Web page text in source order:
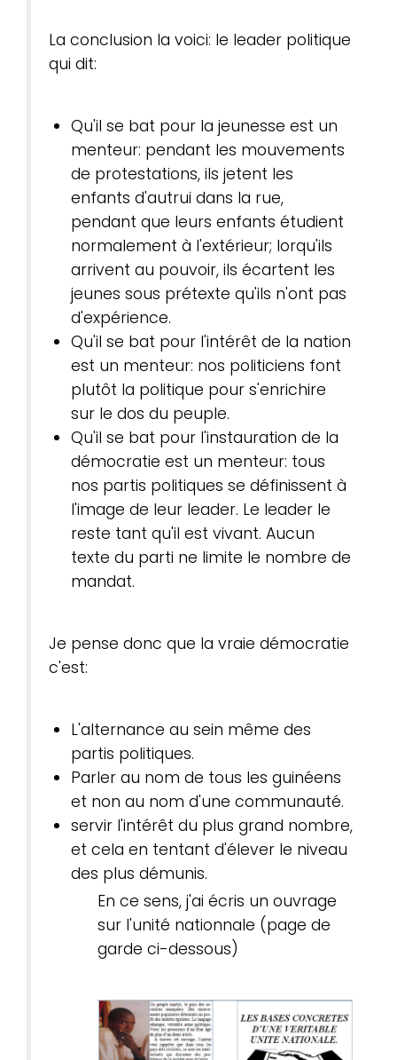
La conclusion la voici: le leader politique
qui dit:
Qu'il se bat pour la jeunesse est un
menteur: pendant les mouvements
de protestations, ils jetent les
enfants d'autrui dans la rue,
pendant que leurs enfants étudient
normalement à l'extérieur; lorqu'ils
arrivent au pouvoir, ils écartent les
jeunes sous prétexte qu'ils n'ont pas
d'expérience.
Qu'il se bat pour l'intérêt de la nation
est un menteur: nos politiciens font
plutôt la politique pour s'enrichire
sur le dos du peuple.
Qu'il se bat pour l'instauration de la
démocratie est un menteur: tous
nos partis politiques se définissent à
l'image de leur leader. Le leader le
reste tant qu'il est vivant. Aucun
texte du parti ne limite le nombre de
mandat.
Je pense donc que la vraie démocratie
c'est:
L'alternance au sein même des
partis politiques.
Parler au nom de tous les guinéens
et non au nom d'une communauté.
servir l'intérêt du plus grand nombre,
et cela en tentant d'élever le niveau
des plus démunis.
En ce sens, j'ai écris un ouvrage
sur l'unité nationnale (page de
garde ci-dessous)